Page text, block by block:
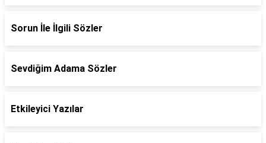
Sorun İle İlgili Sözler
Sevdiğim Adama Sözler
Etkileyici Yazılar